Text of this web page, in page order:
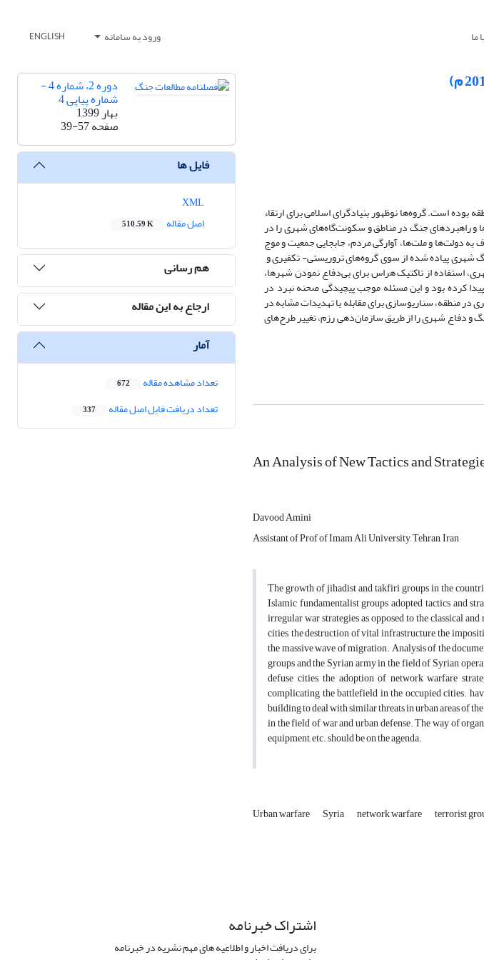
ما ورود به سامانه ENGLISH
فصل جدید در ترتیبات امنیتی منطقه بوده است. گروه‌ها نوظهور بنیادگرای اسلامی برای ارتقاء
و راهبردهای جنگ در مناطق و سکونت‌گاه‌های شهری را در
دولت‌ها و ملت‌ها، آوارگی مردم، جابجایی جمعیت و موج
پیاده شده از سوی گروه‌های تروریستی- تکفیری و
استفاده از تاکتیک هراس برای بی‌دفاع نمودن شهرها،
کرده بود و این مسئله موجب پیچیدگی صحنه نبرد در
منطقه، سناریوسازی برای مقابله با تهدیدات مشابه در
دفاع شهری را از طریق سازمان‌دهی رزم، تغییر طرح‌های
An Analysis of New Tactics and
Davood Amini
Assistant of Prof of Imam Ali University, Tehran, Iran
The growth of jihadist and takfiri groups in the
Islamic fundamentalist groups adopted tactics and
irregular war strategies as opposed to the classical
cities, the destruction of vital infrastructure, the
the massive wave of migration. Analysis of the
groups and the Syrian army in the field of Syrian
defuse cities, the adoption of network warfare
complicating the battlefield in the occupied cities.
building to deal with similar threats in urban areas of
in the field of war and urban defense. The way of
equipment, etc. should be on the agenda.
Urban warfare Syria network warfare terrorist
دوره 2، شماره 4 -
شماره پیاپی 4
بهار 1399
صفحه39-57
فایل ها
اصل مقاله
510.59 K
هم رسانی
ارجاع به این مقاله
آمار
تعداد مشاهده مقاله 672
تعداد دریافت فایل اصل مقاله 337
اشتراک خبرنامه
برای دریافت اخبار و اطلاعیه های مهم نشریه در خبرنامه